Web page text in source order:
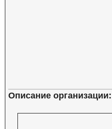
Описание организации: